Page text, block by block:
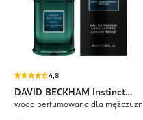
4,8
DAVID BECKHAM
Instinct
20th Annivers
woda perfumowana dla mężczyzn